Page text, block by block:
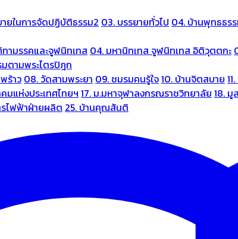
ยในการจัดปฏิบัติธรรม2 03. บรรยายทั่วไป 04. บ้านพุทธธร
ามรรคและจูฬนิทเทส 04. มหานิทเทส จูฬนิทเทส อิติวุตตกะ
ตามพระไตรปิฎก
ร้าว 08. วัดสามพระยา 09. ชมรมคนรู้ใจ10. บ้านจิตสบาย
มแห่งประเทศไทยฯ 17. ม.มหาจุฬาลงกรณราชวิทยาลัย 18. มู
รไฟฟ้าฝ่ายผลิต 25. บ้านคุณสันติ